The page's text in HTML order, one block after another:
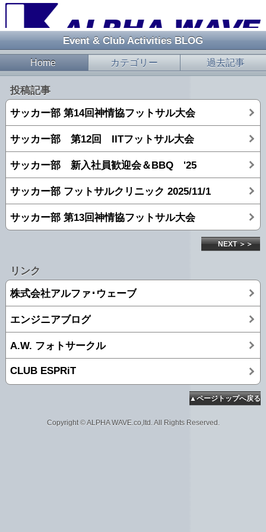
Event & Club Activities BLOG
Home カテゴリー 過去記事
投稿記事
サッカー部 第14回神情協フットサル大会
サッカー部 第12回 IITフットサル大会
サッカー部 新入社員歓迎会＆BBQ '25
サッカー部 フットサルクリニック 2025/11/1
サッカー部 第13回神情協フットサル大会
NEXT ＞＞
リンク
株式会社アルファ･ウェーブ
エンジニアブログ
A.W. フォトサークル
CLUB ESPRiT
▲ページトップへ戻る
Copyright © ALPHA WAVE.co,ltd. All Rights Reserved.